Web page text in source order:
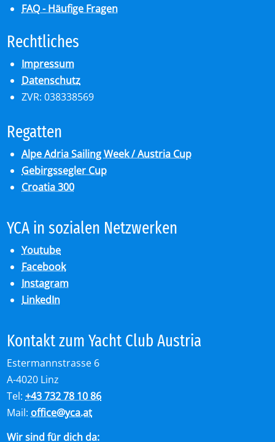
FAQ - Häufige Fragen
Recht­li­ches
Impressum
Datenschutz
ZVR: 038338569
Re­gat­ten
Alpe Adria Sailing Week / Austria Cup
Gebirgssegler Cup
Croatia 300
YCA in so­zia­len Netz­wer­ken
Youtube
Facebook
Instagram
LinkedIn
Kon­takt zum Yacht Club Aus­tria
Estermannstrasse 6
A-4020 Linz
Tel:+43 732 78 10 86
Mail: office@yca.at
Wir sind für dich da: